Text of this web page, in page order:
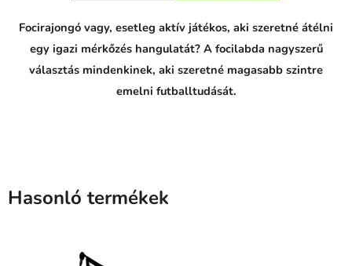
Focirajongó vagy, esetleg aktív játékos, aki szeretné átélni
egy igazi mérkőzés hangulatát? A focilabda nagyszerű
választás mindenkinek, aki szeretné magasabb szintre
emelni futballtudását.
Hasonló termékek